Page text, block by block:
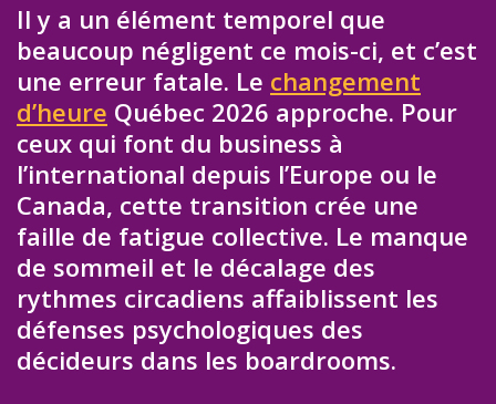
Il y a un élément temporel que
beaucoup négligent ce mois-ci, et c’est
une erreur fatale. Le changement
d’heure Québec 2026 approche. Pour
ceux qui font du business à
l’international depuis l’Europe ou le
Canada, cette transition crée une
faille de fatigue collective. Le manque
de sommeil et le décalage des
rythmes circadiens affaiblissent les
défenses psychologiques des
décideurs dans les boardrooms.